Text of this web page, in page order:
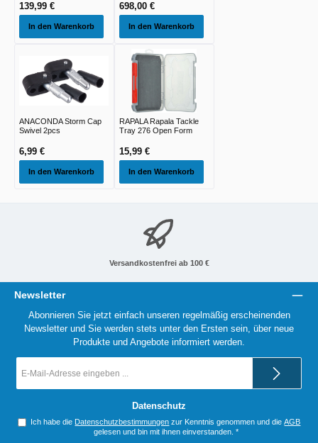
139,99 €
In den Warenkorb
698,00 €
In den Warenkorb
ANACONDA Storm Cap
Swivel 2pcs
6,99 €
In den Warenkorb
RAPALA Rapala Tackle
Tray 276 Open Form
15,99 €
In den Warenkorb
Versandkostenfrei ab 100 €
Newsletter
Abonnieren Sie jetzt einfach unseren regelmäßig erscheinenden
Newsletter und Sie werden stets unter den Ersten sein, über neue
Produkte und Angebote informiert werden.
Mail-
Datenschutz
Ich habe die Datenschutzbestimmungen zur Kenntnis genommen und dieAGB
gelesen und bin mit ihnen einverstanden. *